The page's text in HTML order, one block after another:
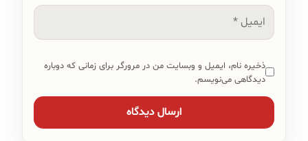
ایمیل
ذخیره نام، ایمیل و وبسایت من در مرورگر برای زمانی که دوباره
دیدگاهی می‌نویسم.